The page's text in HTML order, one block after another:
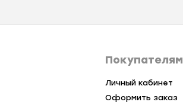
Покупателям
Личный кабинет
Оформить заказ